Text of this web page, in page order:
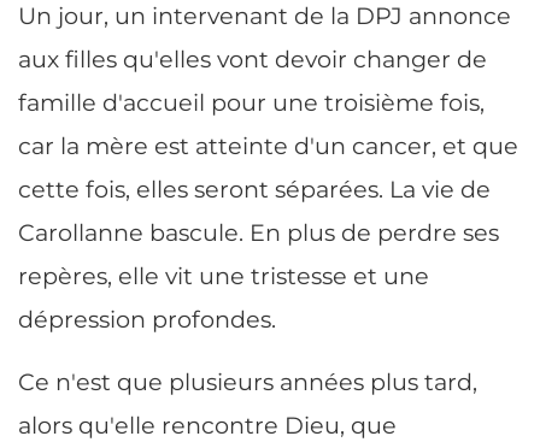
Un jour, un intervenant de la DPJ annonce
aux filles qu'elles vont devoir changer de
famille d'accueil pour une troisième fois,
car la mère est atteinte d'un cancer, et que
cette fois, elles seront séparées. La vie de
Carollanne bascule. En plus de perdre ses
repères, elle vit une tristesse et une
dépression profondes.
Ce n'est que plusieurs années plus tard,
alors qu'elle rencontre Dieu, que